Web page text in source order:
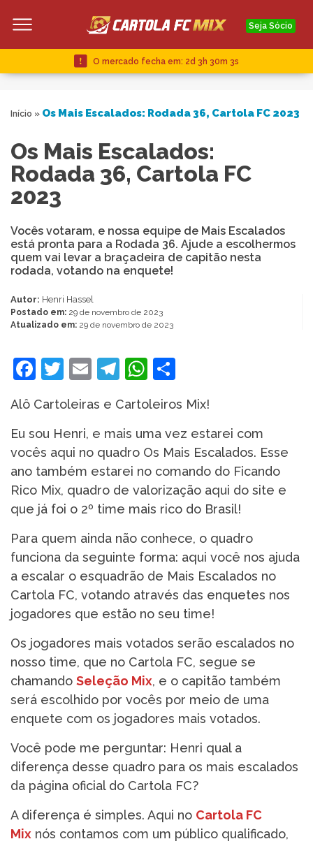
Seja Sócio
O mercado fecha em: 2d 3h 30m 2s
Início » Os Mais Escalados: Rodada 36, Cartola FC 2023
Os Mais Escalados:
Rodada 36, Cartola FC
2023
Vocês votaram, e nossa equipe de Mais Escalados
está pronta para a Rodada 36. Ajude a escolhermos
quem vai levar a braçadeira de capitão nesta
rodada, votando na enquete!
Autor: Henri Hassel
Postado em: 29 de novembro de 2023
Atualizado em: 29 de novembro de 2023
Facebook
Twitter
EmailTelegram
WhatsApp
Alô Cartoleiras e Cartoleiros Mix!
Eu sou Henri, e mais uma vez estarei com
vocês aqui no quadro Os Mais Escalados. Esse
ano também estarei no comando do Ficando
Rico Mix, quadro de valorização aqui do site e
que já foi o 2º time mais rico do Brasil!
Para quem ainda não conhece, o quadro
funciona da seguinte forma: aqui você nos ajuda
a escalar o esquadrão de Mais Escalados no
Cartola FC, votando através das enquetes nos
jogadores que estão no seu time!
Os jogadores mais votados serão escalados no
nosso time, que no Cartola FC, segue se
chamando Seleção Mix, e o capitão também
será escolhido por vocês por meio de uma
enquete com os jogadores mais votados.
Você pode me perguntar: Henri qual a
diferença desse quadro para os mais escalados
da página oficial do Cartola FC?
A diferença é simples. Aqui no Cartola FC
Mix nós contamos com um público qualificado,